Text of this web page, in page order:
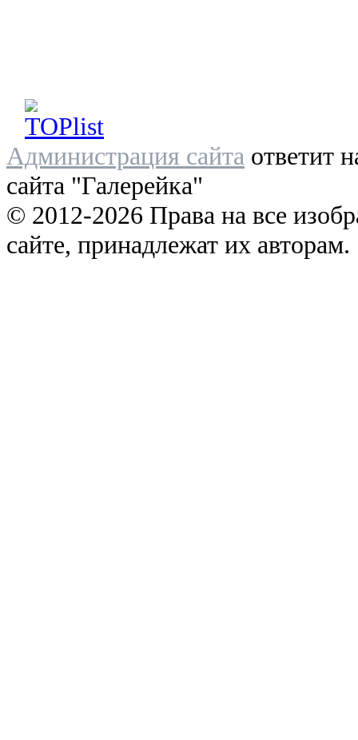
Администрация сайта ответит
сайта "Галерейка"
© 2012-2026 Права на все
сайте, принадлежат их авторам.